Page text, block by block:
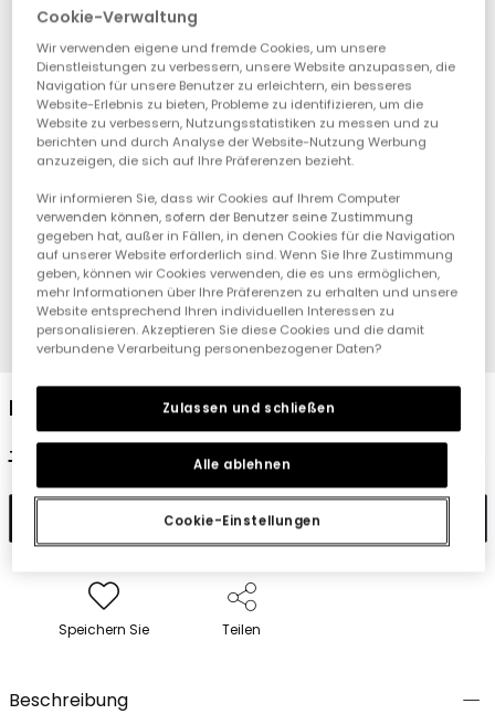
1 2 3
Baby-Socken-Set aus rosa Baumwolle.
12,95 €
In den Warenkorb
Speichern Sie Teilen
Beschreibung
Cookie-Verwaltung
Wir verwenden eigene und fremde Cookies, um unsere
Dienstleistungen zu verbessern, unsere Website anzupassen, die
Navigation für unsere Benutzer zu erleichtern, ein besseres
Website-Erlebnis zu bieten, Probleme zu identifizieren, um die
Website zu verbessern, Nutzungsstatistiken zu messen und zu
berichten und durch Analyse der Website-Nutzung Werbung
anzuzeigen, die sich auf Ihre Präferenzen bezieht.
Wir informieren Sie, dass wir Cookies auf Ihrem Computer
verwenden können, sofern der Benutzer seine Zustimmung
gegeben hat, außer in Fällen, in denen Cookies für die Navigation
auf unserer Website erforderlich sind. Wenn Sie Ihre Zustimmung
geben, können wir Cookies verwenden, die es uns ermöglichen,
mehr Informationen über Ihre Präferenzen zu erhalten und unsere
Website entsprechend Ihren individuellen Interessen zu
personalisieren. Akzeptieren Sie diese Cookies und die damit
verbundene Verarbeitung personenbezogener Daten?
Cookie-Einstellungen
Alle ablehnen
Zulassen und schließen